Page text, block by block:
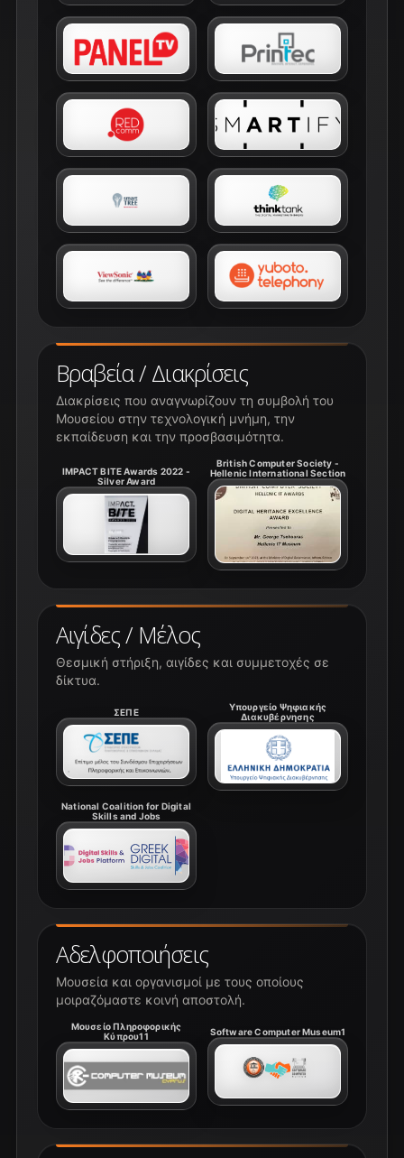
Αδελφοποιήσεις
Μουσεία και οργανισμοί με τους οποίους
μοιραζόμαστε κοινή αποστολή.
Μουσείο Πληροφορικής
Κύπρου11
Software Computer Museum1
Αιγίδες / Μέλος
Θεσμική στήριξη, αιγίδες και συμμετοχές σε
δίκτυα.
ΣΕΠΕ
Υπουργείο Ψηφιακής
Διακυβέρνησης
National Coalition for Digital
Skills and Jobs
Βραβεία / Διακρίσεις
Διακρίσεις που αναγνωρίζουν τη συμβολή του
Μουσείου στην τεχνολογική μνήμη, την
εκπαίδευση και την προσβασιμότητα.
IMPACT BITE Awards 2022 -
Silver Award
British Computer Society -
Hellenic International Section